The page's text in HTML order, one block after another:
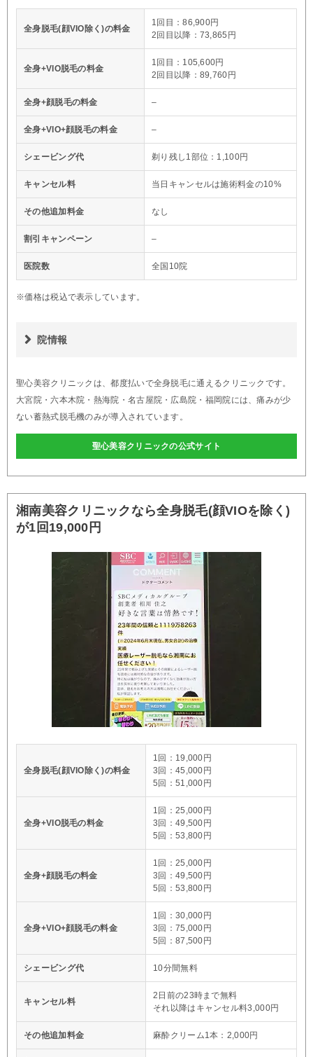
全身脱毛(顔VIO除く)の料金
1回目：86,900円
2回目以降：73,865円
全身+VIO脱毛の料金
1回目：105,600円
2回目以降：89,760円
全身+顔脱毛の料金 –
全身+VIO+顔脱毛の料金 –
シェービング代 剃り残し1部位：1,100円
キャンセル料 当日キャンセルは施術料金の10%
その他追加料金 なし
割引キャンペーン –
医院数 全国10院
※価格は税込で表示しています。
院情報
聖心美容クリニックは、都度払いで全身脱毛に通えるクリニックです。
大宮院・六本木院・熱海院・名古屋院・広島院・福岡院には、痛みが少
ない蓄熱式脱毛機のみが導入されています。
聖心美容クリニックの公式サイト
湘南美容クリニックなら全身脱毛(顔VIOを除く)
が1回19,000円
全身脱毛(顔VIO除く)の料金
1回：19,000円
3回：45,000円
5回：51,000円
全身+VIO脱毛の料金
1回：25,000円
3回：49,500円
5回：53,800円
全身+顔脱毛の料金
1回：25,000円
3回：49,500円
5回：53,800円
全身+VIO+顔脱毛の料金
1回：30,000円
3回：75,000円
5回：87,500円
シェービング代 10分間無料
キャンセル料
2日前の23時まで無料
それ以降はキャンセル料3,000円
その他追加料金 麻酔クリーム1本：2,000円